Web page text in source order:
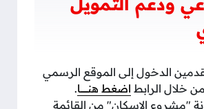
الدخول إلى الموقع الرسمي
خلال الرابط اضغط هنــــــــــا.
"مشروع الإسكان" من القائمة